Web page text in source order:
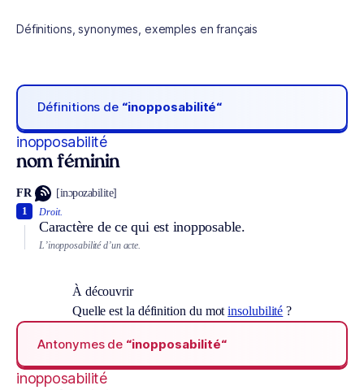
Définitions, synonymes, exemples en français
Définitions de “inopposabilité“
inopposabilité
nom féminin
FR [inɔpozabilite]
Droit.
Caractère de ce qui est inopposable.
1
L’inopposabilité d’un acte.
À découvrir
Quelle est la définition du motinsolubilité ?
Antonymes de “inopposabilité“
inopposabilité